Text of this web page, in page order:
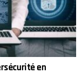
en